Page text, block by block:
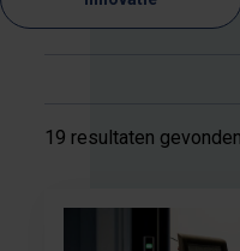
19 resultaten gevonden